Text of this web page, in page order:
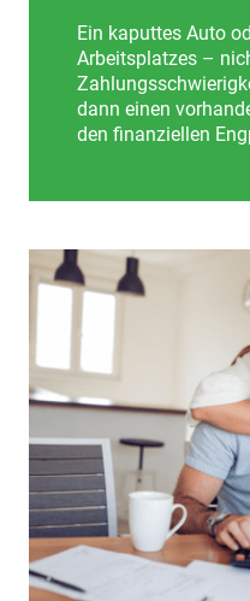
Ein kaputtes Auto
Arbeitsplatzes –
dann einen
den finanziellen